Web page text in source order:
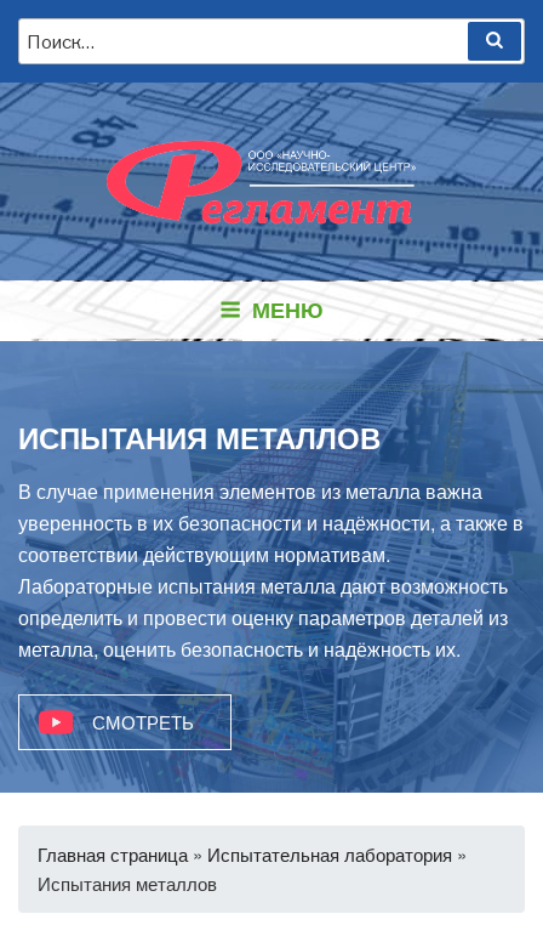
Перейти
содержимому
Искать:
МЕНЮ
ИСПЫТАНИЯ МЕТАЛЛОВ
В случае применения элементов из металла важна
уверенность в их безопасности и надёжности, а также в
соответствии действующим нормативам.
Лабораторные испытания металла дают возможность
определить и провести оценку параметров деталей из
металла, оценить безопасность и надёжность их.
СМОТРЕТЬ
Главная страница » Испытательная лаборатория »
Испытания металлов